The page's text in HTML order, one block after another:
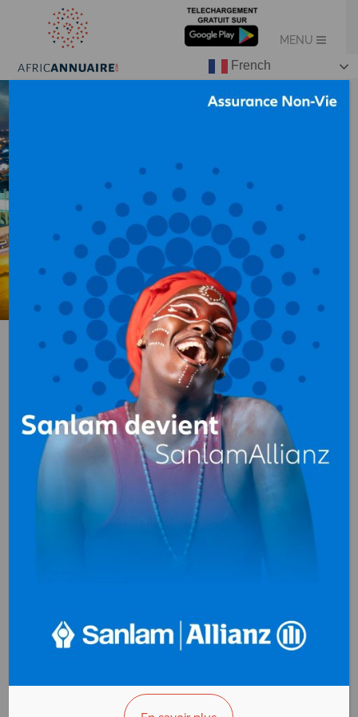
WARTSILA
Moteurs (marins et hors-
bord)
Douala
Cameroun
+(237) 233 50 54 00
>>> Vous êtes le propriétaire ?
French